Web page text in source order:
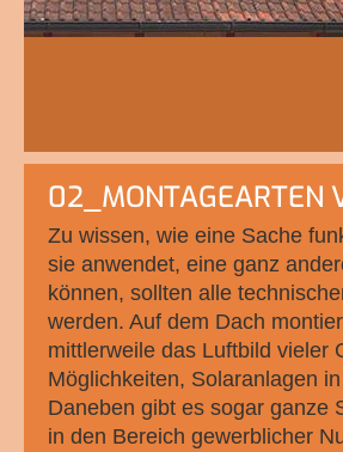
02_MONTAGEARTEN
Zu wissen, wie eine Sache
sie anwendet, eine ganz
können, sollten alle
werden. Auf dem Dach
mittlerweile das Luftbild vieler
Möglichkeiten, Solaranlagen
Daneben gibt es sogar ganze
in den Bereich gewerblicher